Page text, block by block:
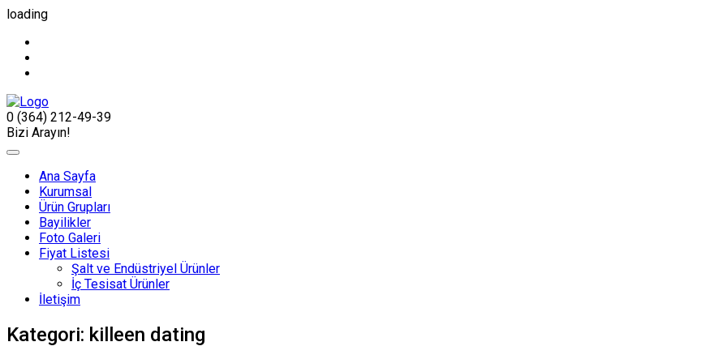
loading
0 (364) 212-49-39
Bizi Arayın!
Ana Sayfa
Kurumsal
Ürün Grupları
Bayilikler
Foto Galeri
Fiyat Listesi
Şalt ve Endüstriyel Ürünler
İç Tesisat Ürünler
İletişim
Kategori: killeen dating